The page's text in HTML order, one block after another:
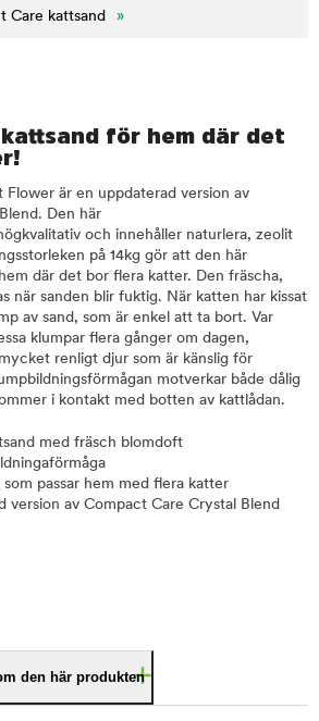
Care kattsand »
för hem där det
är en uppdaterad version av
Den här
och innehåller naturlera, zeolit
på 14kg gör att den här
där det bor flera katter. Den fräscha,
när sanden blir fuktig. När katten har kissat
av sand, som är enkel att ta bort. Var
klumpar flera gånger om dagen,
renligt djur som är känslig för
motverkar både dålig
i kontakt med botten av kattlådan.
med fräsch blomdoft
passar hem med flera katter
version av Compact Care Crystal Blend
den här produkten